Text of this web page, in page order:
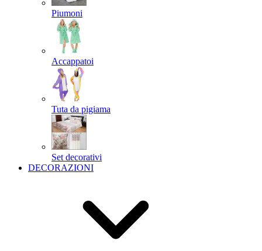
Piumoni
Accappatoi
Tuta da pigiama
Set decorativi
DECORAZIONI